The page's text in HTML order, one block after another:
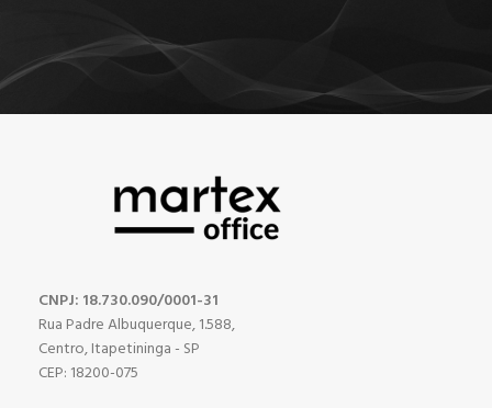
CNPJ: 18.730.090/0001-31
Rua Padre Albuquerque, 1.588,
Centro, Itapetininga - SP
CEP: 18200-075